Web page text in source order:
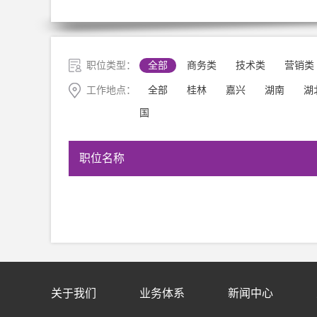
职位类型： 全部 商务类 技术类 营销类
工作地点： 全部 桂林 嘉兴 湖南 湖
国
职位名称
关于我们 业务体系 新闻中心